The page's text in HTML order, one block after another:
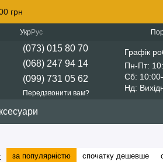
грн
УкрРус
(073) 015 80 70
(068) 247 94 14
(099) 731 05 62
Передзвонити вам?
Графік
Пн-Пт:
Сб:
Нд:
за популярністю спочатку дешевше